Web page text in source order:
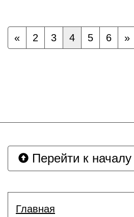
« 2 3 4 5 6 »
Перейти к
Главная